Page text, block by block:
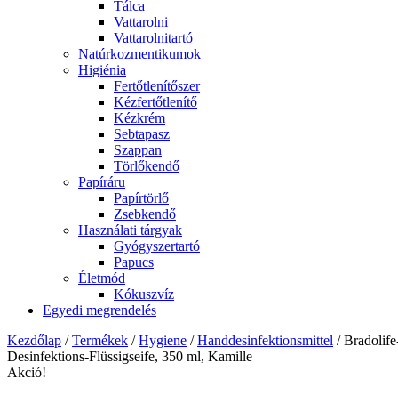
Tálca
Vattarolni
Vattarolnitartó
Natúrkozmentikumok
Higiénia
Fertőtlenítőszer
Kézfertőtlenítő
Kézkrém
Sebtapasz
Szappan
Törlőkendő
Papíráru
Papírtörlő
Zsebkendő
Használati tárgyak
Gyógyszertartó
Papucs
Életmód
Kókuszvíz
Egyedi megrendelés
Kezdőlap /Termékek /Hygiene /Handdesinfektionsmittel /
Desinfektions-Flüssigseife, 350 ml, Kamille
Akció!